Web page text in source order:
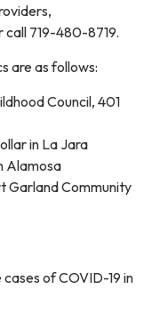
call 719-480-8719.
are as follows:
Council, 401
in La Jara
Alamosa
Garland Community
of COVID-19 in